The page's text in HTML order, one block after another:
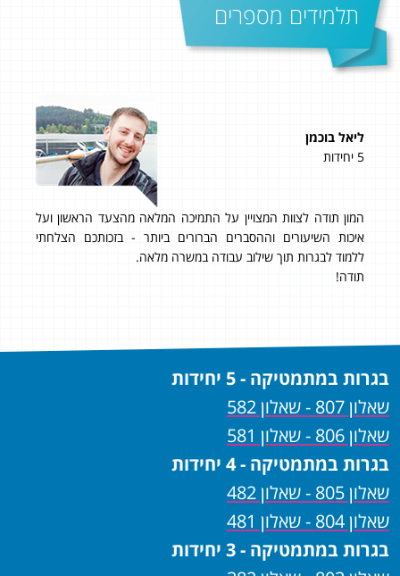
תלמידים מספרים
ליאל בוכמן
5 יחידות
המון תודה לצוות המצויין על התמיכה המלאה מהצעד הראשון ועל
איכות השיעורים וההסברים הברורים ביותר - בזכותכם הצלחתי
ללמוד לבגרות תוך שילוב עבודה במשרה מלאה.
תודה!
בגרות במתמטיקה - 5 יחידות
שאלון 807 - שאלון 582
שאלון 806 - שאלון 581
בגרות במתמטיקה - 4 יחידות
שאלון 805 - שאלון 482
שאלון 804 - שאלון 481
בגרות במתמטיקה - 3 יחידות